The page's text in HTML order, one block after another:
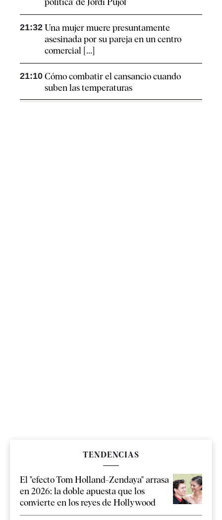
21:32 Una mujer muere presuntamente
asesinada por su pareja en un centro
comercial [...]
21:10 Cómo combatir el cansancio​ cuando
suben las temperaturas
TENDENCIAS
El "efecto Tom Holland-Zendaya" arrasa
en 2026: la doble apuesta que los
convierte en los reyes de Hollywood